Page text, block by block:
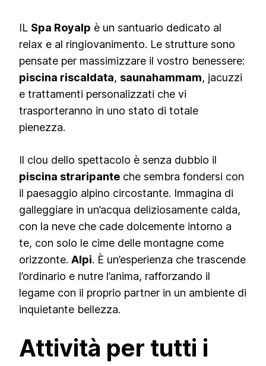
IL Spa Royalp è un santuario dedicato al
relax e al ringiovanimento. Le strutture sono
pensate per massimizzare il vostro benessere:
piscina riscaldata, saunahammam, jacuzzi
e trattamenti personalizzati che vi
trasporteranno in uno stato di totale
pienezza.
Il clou dello spettacolo è senza dubbio il
piscina straripante che sembra fondersi con
il paesaggio alpino circostante. Immagina di
galleggiare in un’acqua deliziosamente calda,
con la neve che cade dolcemente intorno a
te, con solo le cime delle montagne come
orizzonte. Alpi. È un’esperienza che trascende
l’ordinario e nutre l’anima, rafforzando il
legame con il proprio partner in un ambiente di
inquietante bellezza.
Attività per tutti i